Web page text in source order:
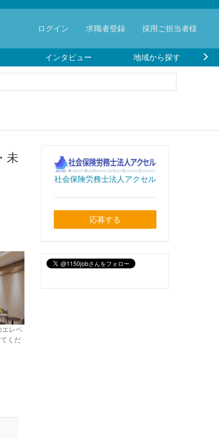
ログイン 求職者登録 採用ご担当者様
インタビュー 地域から探す
未
エレベ
くだ
社会保険労務士法人アクセル
応募する